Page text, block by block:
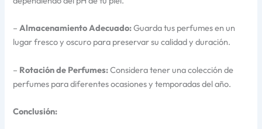
–Almacenamiento Adecuado:Guarda tus perfumes en un
lugar fresco y oscuro para preservar su calidad y duración.
– Rotación de Perfumes:Considera tener una colección de
perfumes para diferentes ocasiones y temporadas del año.
Conclusión: